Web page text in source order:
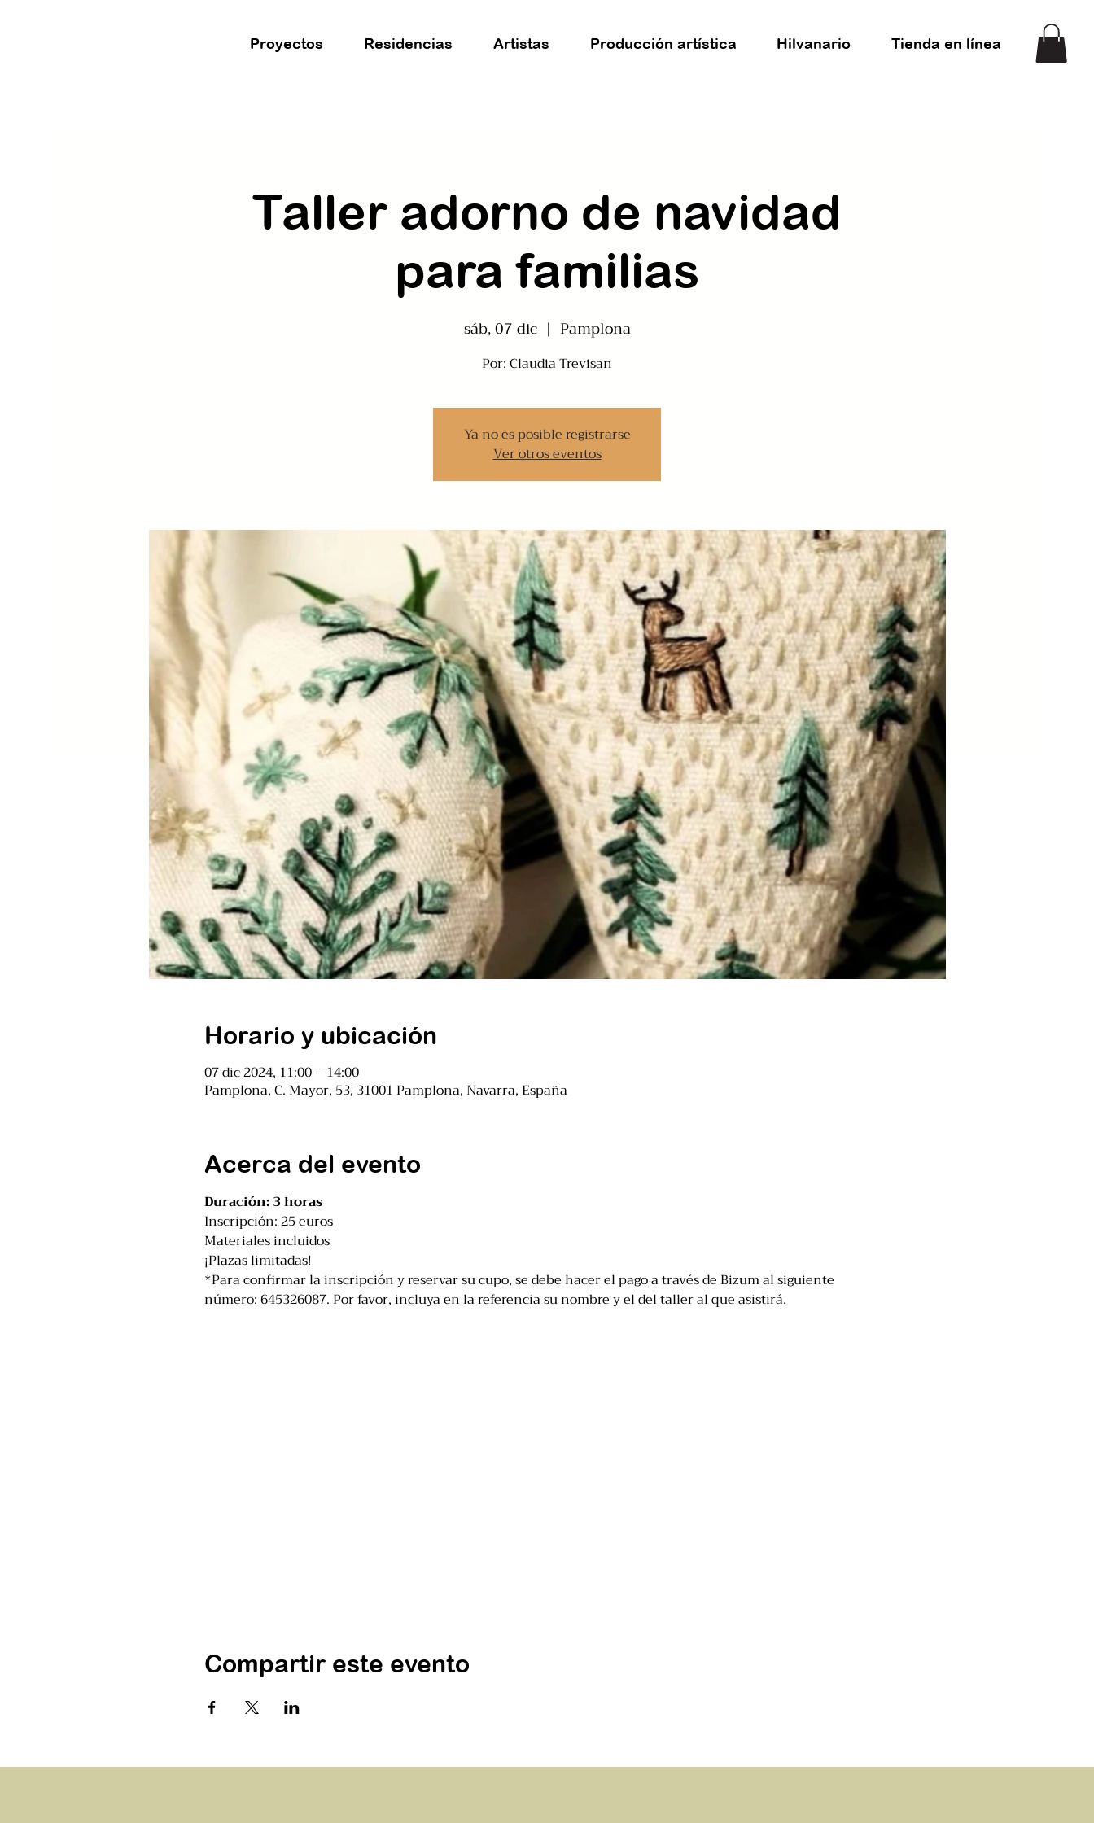
Proyectos Residencias Artistas Producción artística Hilvanario Tienda en línea
Taller adorno de navidad
para familias
sáb, 07 dic
  |
Pamplona
Por: Claudia Trevisan
Ya no es posible registrarse
Ver otros eventos
Horario y ubicación
07 dic 2024, 11:00 – 14:00
Pamplona, C. Mayor, 53, 31001 Pamplona, Navarra, España
Acerca del evento
Duración: 3 horas
Inscripción: 25 euros
Materiales incluidos
¡Plazas limitadas!
*Para confirmar la inscripción y reservar su cupo, se debe hacer el pago a través de Bizum al siguiente
número: 645326087. Por favor, incluya en la referencia su nombre y el del taller al que asistirá.
Compartir este evento